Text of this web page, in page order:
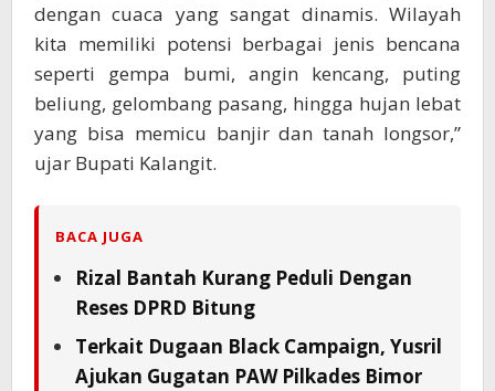
dengan cuaca yang sangat dinamis. Wilayah
kita memiliki potensi berbagai jenis bencana
seperti gempa bumi, angin kencang, puting
beliung, gelombang pasang, hingga hujan lebat
yang bisa memicu banjir dan tanah longsor,”
ujar Bupati Kalangit.
BACA JUGA
Rizal Bantah Kurang Peduli Dengan
Reses DPRD Bitung
Terkait Dugaan Black Campaign, Yusril
Ajukan Gugatan PAW Pilkades Bimor